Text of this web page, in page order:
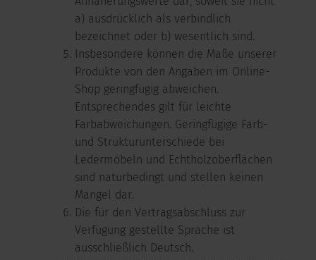
Annäherungswerte dar, soweit sie nicht
a) ausdrücklich als verbindlich
bezeichnet oder b) wesentlich sind.
Insbesondere können die Maße unserer
Produkte von den Angaben im Online-
Shop geringfügig abweichen.
Entsprechendes gilt für leichte
Farbabweichungen. Geringfügige Farb-
und Strukturunterschiede bei
Ledermöbeln und Echtholzoberflächen
sind naturbedingt und stellen keinen
Mangel dar.
Die für den Vertragsabschluss zur
Verfügung gestellte Sprache ist
ausschließlich Deutsch.